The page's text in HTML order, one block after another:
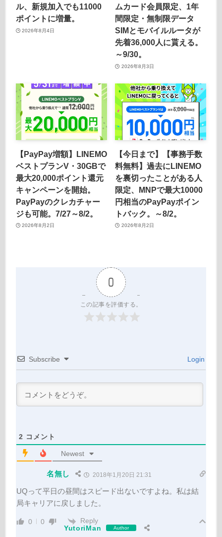
ル、新規加入でも11000
ポイントに増量。
2026年8月4日
ムカード会員限定、1年
間限定・無制限データ
SIMとモバイルルータが
先着36,000人に貰える。
～9/30。
2026年8月3日
【PayPay増額】LINEMO
ベストプランV・30GBで
最大20,000ポイント還元
キャンペーンを開始。
PayPayのクレカチャー
ジも可能。7/27～8/2。
2026年8月2日
【今日まで】【事務手数
料無料】過去にLINEMO
を裏切ったことがある人
限定、MNPで最大10000
円相当のPayPayポイン
トバック。～8/2。
2026年8月2日
0
この記事を評価する。
Subscribe Login
2 コメント
Newest
名無し 2018年1月20日 21:31
UQって平日の昼間はスピード出ないですよね。私は結
局キャリアに戻しました。
0 0
Reply
YutoriMan
Author